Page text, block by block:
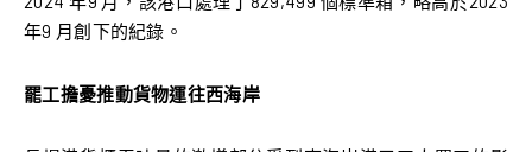
年9 月創下的紀錄。
罷工擔憂推動貨物運往西海岸